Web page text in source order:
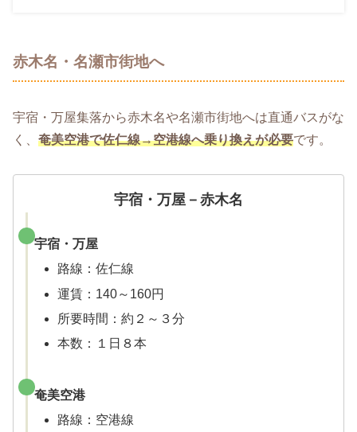
赤木名・名瀬市街地へ
宇宿・万屋集落から赤木名や名瀬市街地へは直通バスがな
く、 奄美空港で佐仁線→空港線へ乗り換えが必要です。
宇宿・万屋－赤木名
宇宿・万屋
路線：佐仁線
運賃：140～160円
所要時間：約２～３分
本数：１日８本
奄美空港
路線：空港線